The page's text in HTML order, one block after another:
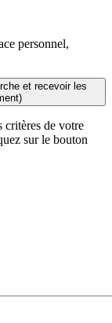
personnel,
et recevoir les
critères de votre
sur le bouton